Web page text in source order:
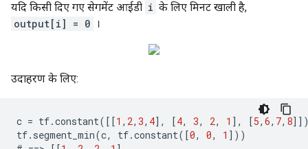
यदि किसी दिए गए सेगमेंट आईडी i के लिए मिनट खाली है,
output[i] = 0
।
उदाहरण के लिए:
c = tf.constant([[1 , 2, 3, 4], [4, 3, 2, 1 ], [5, 6, 7, 8
tf. segment_min(c, tf.constant([0, 0, 1 ]))